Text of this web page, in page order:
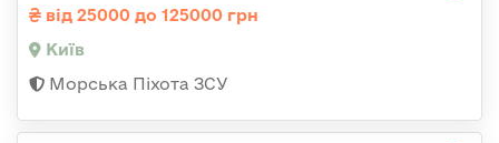
від 25000 до 125000 грн
Київ
Морська Піхота ЗСУ